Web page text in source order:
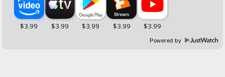
Powered by